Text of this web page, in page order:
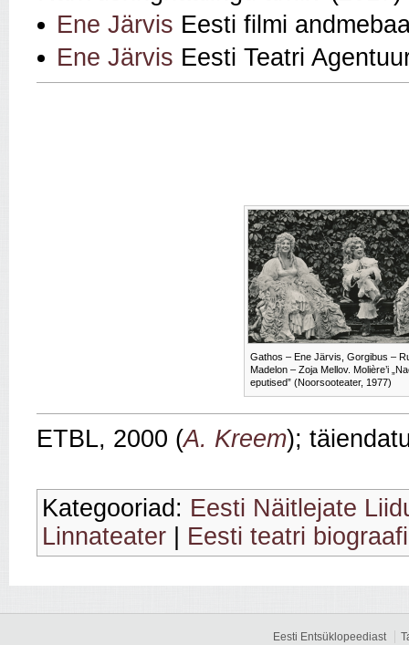
Ene Järvis Eesti filmi
Ene Järvis Eesti Teatri
Gathos – Ene Järvis, Gorgibus –
Madelon – Zoja Mellov. Molière’i
eputised” (Noorsooteater, 1977)
ETBL, 2000 (A. Kreem);
Kategooriad: Eesti Näitlejate
Linnateater
Eesti teatri
Eesti Entsüklopeediast